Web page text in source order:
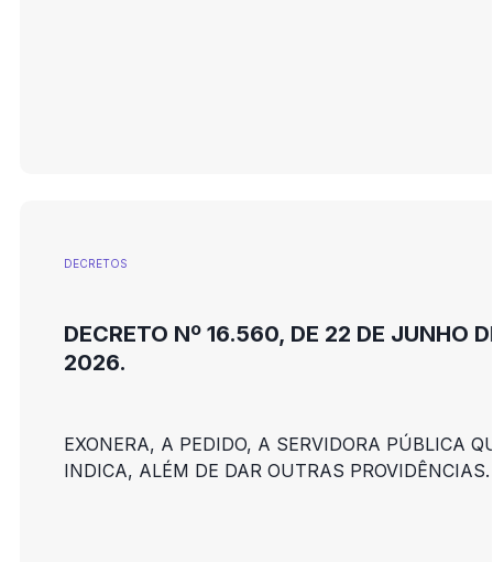
DECRETOS
DECRETO Nº 16.560, DE 22 DE JUNHO
2026.
EXONERA, A PEDIDO, A SERVIDORA PÚBLICA
INDICA, ALÉM DE DAR OUTRAS PROVIDÊNCIAS.